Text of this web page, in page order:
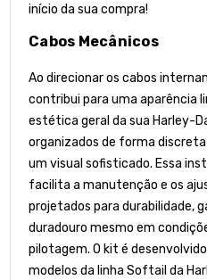
início da sua compra!
Cabos Mecânicos
Ao direcionar os cabos
contribui para uma aparência
estética geral da sua Harley-
organizados de forma
um visual sofisticado. Essa
facilita a manutenção e os
projetados para durabilidade,
duradouro mesmo em
pilotagem. O kit é
modelos da linha Softail da